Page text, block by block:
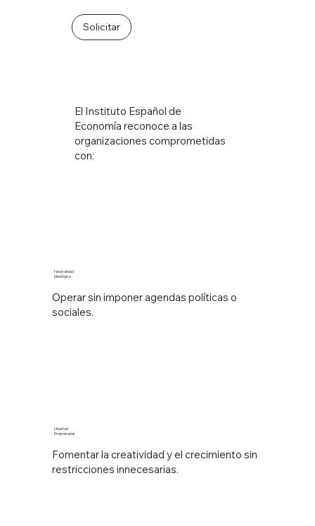
Neutralidad
Ideológica
Operar sin imponer agendas políticas o
sociales.
Libertad
Empresarial
Fomentar la creatividad y el crecimiento sin
restricciones innecesarias.
El Instituto Español de
Economía reconoce a las
organizaciones comprometidas
con:
Solicitar